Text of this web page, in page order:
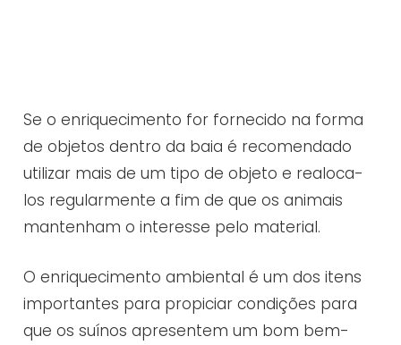
Se o enriquecimento for fornecido na forma
de objetos dentro da baia é recomendado
utilizar mais de um tipo de objeto e realoca-
los regularmente a fim de que os animais
mantenham o interesse pelo material.
O enriquecimento ambiental é um dos itens
importantes para propiciar condições para
que os suínos apresentem um bom bem-